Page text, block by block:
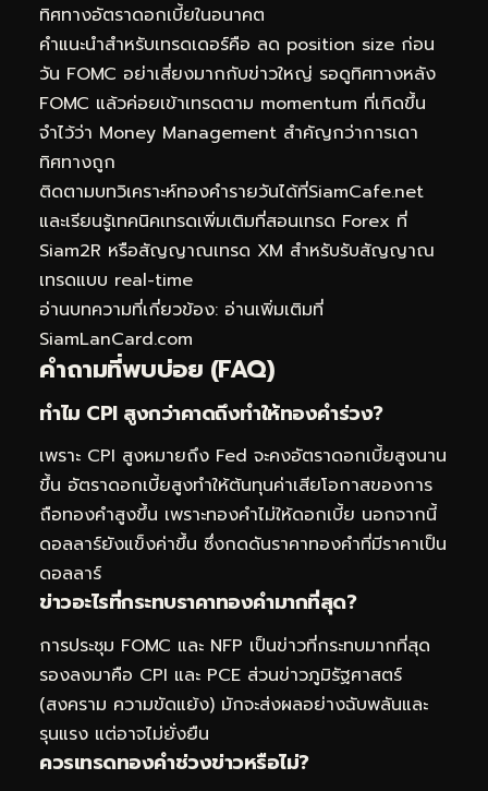
ทิศทางอัตราดอกเบี้ยในอนาคต
คำแนะนำสำหรับเทรดเดอร์คือ ลด position size ก่อน
วัน FOMC อย่าเสี่ยงมากกับข่าวใหญ่ รอดูทิศทางหลัง
FOMC แล้วค่อยเข้าเทรดตาม momentum ที่เกิดขึ้น
จำไว้ว่า Money Management สำคัญกว่าการเดา
ทิศทางถูก
ติดตามบทวิเคราะห์ทองคำรายวันได้ที่SiamCafe.net
และเรียนรู้เทคนิคเทรดเพิ่มเติมที่สอนเทรด Forex ที่
Siam2R หรือสัญญาณเทรด XM สำหรับรับสัญญาณ
เทรดแบบ real-time
อ่านบทความที่เกี่ยวข้อง: อ่านเพิ่มเติมที่
SiamLanCard.com
คำถามที่พบบ่อย (FAQ)
ทำไม CPI สูงกว่าคาดถึงทำให้ทองคำร่วง?
เพราะ CPI สูงหมายถึง Fed จะคงอัตราดอกเบี้ยสูงนาน
ขึ้น อัตราดอกเบี้ยสูงทำให้ต้นทุนค่าเสียโอกาสของการ
ถือทองคำสูงขึ้น เพราะทองคำไม่ให้ดอกเบี้ย นอกจากนี้
ดอลลาร์ยังแข็งค่าขึ้น ซึ่งกดดันราคาทองคำที่มีราคาเป็น
ดอลลาร์
ข่าวอะไรที่กระทบราคาทองคำมากที่สุด?
การประชุม FOMC และ NFP เป็นข่าวที่กระทบมากที่สุด
รองลงมาคือ CPI และ PCE ส่วนข่าวภูมิรัฐศาสตร์
(สงคราม ความขัดแย้ง) มักจะส่งผลอย่างฉับพลันและ
รุนแรง แต่อาจไม่ยั่งยืน
ควรเทรดทองคำช่วงข่าวหรือไม่?